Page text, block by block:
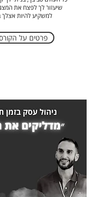
שיעזור לך לפצח את
למשקיע להיות אצלך
< פרטים על